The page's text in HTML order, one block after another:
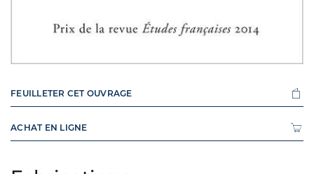
FEUILLETER CET OUVRAGE
ACHAT EN LIGNE